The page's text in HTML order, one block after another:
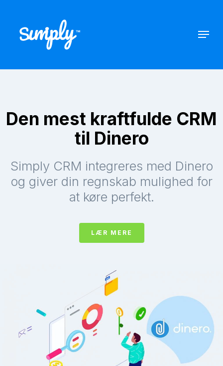
Den mest kraftfulde CRM
til Dinero
Simply CRM integreres med Dinero
og giver din regnskab mulighed for
at køre perfekt.
LÆR MERE